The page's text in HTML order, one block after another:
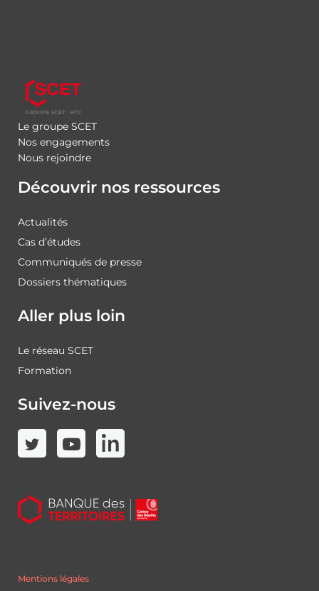
Le groupe SCET
Nos engagements
Nous rejoindre
Découvrir nos ressources
Actualités
Cas d’études
Communiqués de presse
Dossiers thématiques
Aller plus loin
Le réseau SCET
Formation
Suivez-nous
Mentions légales